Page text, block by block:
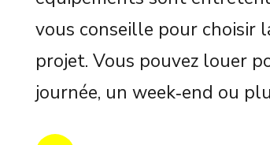
vous conseille pour choisir
projet. Vous pouvez louer
journée, un week‑end ou